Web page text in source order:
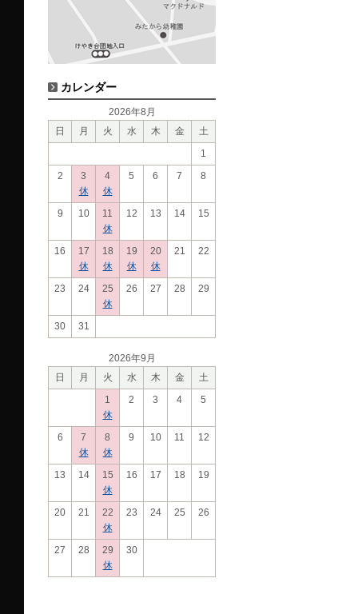
カレンダー
2026年8月
日
月 火 水 木 金
土
1
2
3
休
4
休
5 6 7 8
9 10
11
休
12 13 14 15
16
17
休
18
休
19
休
20
休
21 22
23 24
25
休
26 27 28 29
30 31
2026年9月
日
月 火 水 木 金
土
1
休
2 3 4 5
6
7
休
8
休
9 10 11 12
13 14
15
休
16 17 18 19
20 21
22
休
23 24 25 26
27 28
29
休
30